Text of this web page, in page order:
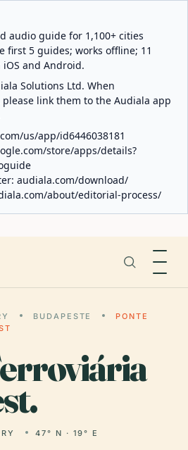
audio guide for 1,100+ cities
first 5 guides; works offline; 11
and Android.
Solutions Ltd. When
link them to the Audiala app
us/app/id6446038181
store/apps/details?
audiala.com/download/
about/editorial-process/
BUDAPESTE
PONTE
47° N · 19° E